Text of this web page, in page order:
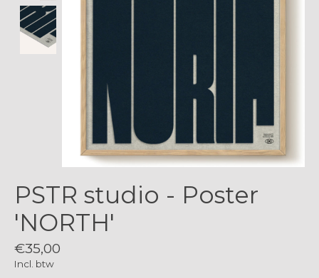
PSTR studio - Poster
'NORTH'
€35,00
Incl. btw